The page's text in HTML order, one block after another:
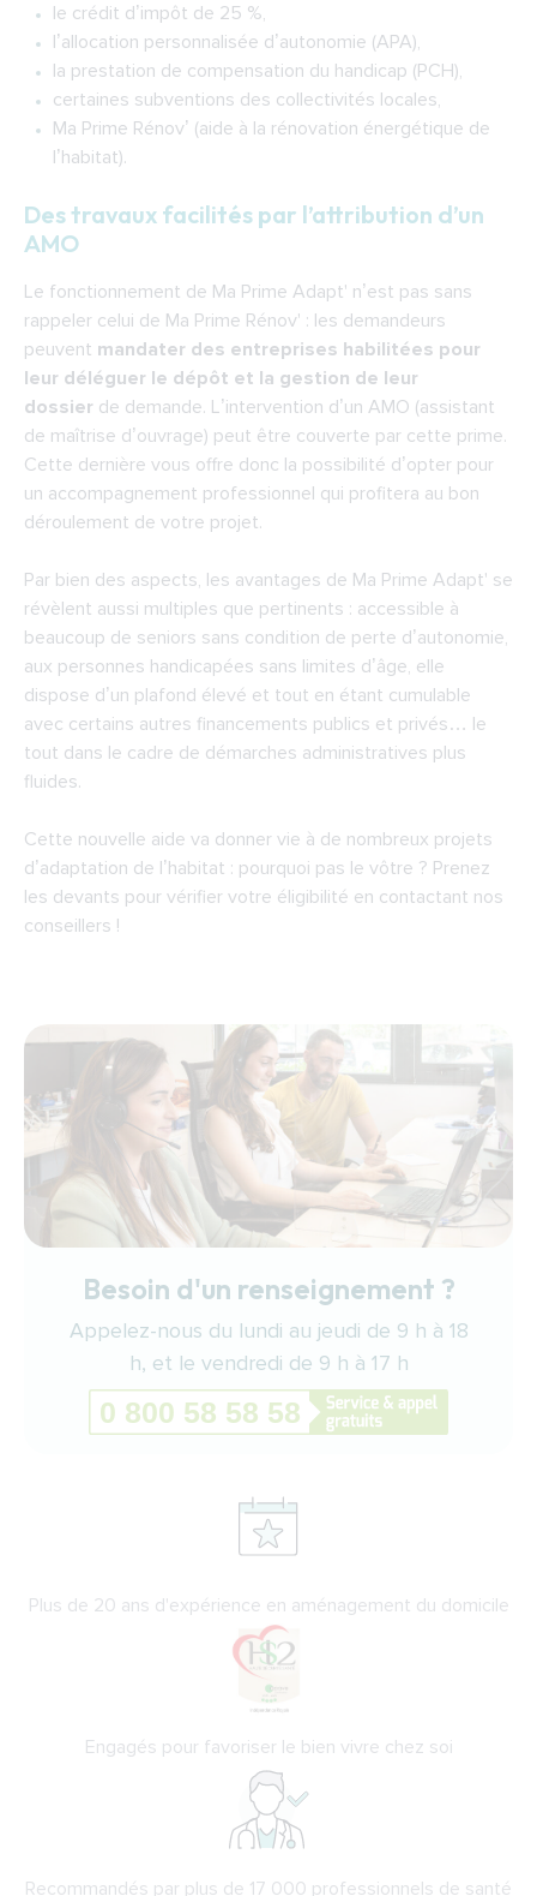
le crédit d’impôt de 25 %,
l’allocation personnalisée d’autonomie (APA),
la prestation de compensation du handicap (PCH),
certaines subventions des collectivités locales,
Ma Prime Rénov’ (aide à la rénovation énergétique de
l’habitat).
Des travaux facilités par l’attribution d’un
AMO
Le fonctionnement de Ma Prime Adapt' n’est pas sans
rappeler celui de Ma Prime Rénov' : les demandeurs
peuvent mandater des entreprises habilitées pour
leur déléguer le dépôt et la gestion de leur
dossier de demande. L’intervention d’un AMO (assistant
de maîtrise d’ouvrage) peut être couverte par cette prime.
Cette dernière vous offre donc la possibilité d’opter pour
un accompagnement professionnel qui profitera au bon
déroulement de votre projet.
Par bien des aspects, les avantages de Ma Prime Adapt' se
révèlent aussi multiples que pertinents : accessible à
beaucoup de seniors sans condition de perte d’autonomie,
aux personnes handicapées sans limites d’âge, elle
dispose d’un plafond élevé et tout en étant cumulable
avec certains autres financements publics et privés… le
tout dans le cadre de démarches administratives plus
fluides.
Cette nouvelle aide va donner vie à de nombreux projets
d’adaptation de l’habitat : pourquoi pas le vôtre ? Prenez
les devants pour vérifier votre éligibilité en contactant nos
conseillers !
Besoin d'un renseignement ?
Appelez-nous du lundi au jeudi de 9 h à 18
h, et le vendredi de 9 h à 17 h
Plus de 20 ans d'expérience en aménagement du domicile
Engagés pour favoriser le bien vivre chez soi
Recommandés par plus de 17 000 professionnels de santé